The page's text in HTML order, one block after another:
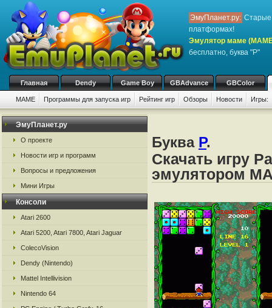
ЭмуПланет.ру: Старые
платформах!
Эмулятор маме
бесплатно, буква "P"
Главная Dendy Game Boy GBAdvance GBColor
MAME Программы для запуска игр Рейтинг игр Обзоры Новости Игры:
ЭмуПланет.ру
О проекте
Новости игр и программ
Вопросы и предложения
Мини Игры
Консоли
Atari 2600
Atari 5200, Atari 7800, Atari Jaguar
ColecoVision
Dendy (Nintendo)
Mattel Intellivision
Nintendo 64
Буква P.
Скачать игру
эмулятором